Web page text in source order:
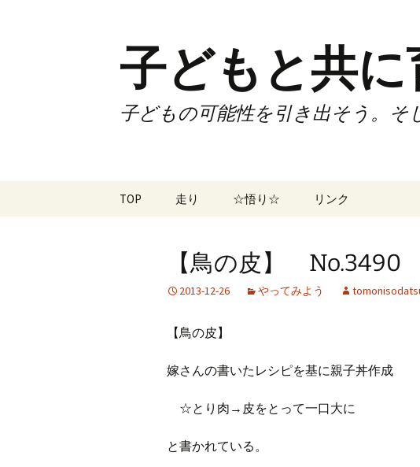
子どもと共
子どもの可能性を引き出そう。そ
TOP 走り
試合
☆悟り☆ リンク
ブ
旧ブログ(楽天日誌)
【鳥の皮】 No.3490
2013-12-26 やってみよう
【鳥の皮】
嫁さんの書いたレシピを基に親子丼作成
☆とり肉→皮をとって一口大に
と書かれている。